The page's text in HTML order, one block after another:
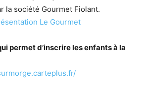
la société Gourmet Fiolant.
Le Gourmet
permet d’inscrire les enfants à la